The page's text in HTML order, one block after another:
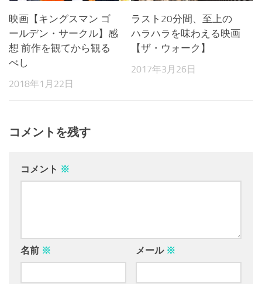
映画【キングスマン ゴ
ールデン・サークル】感
想 前作を観てから観る
べし
2018年1月22日
ラスト20分間、至上の
ハラハラを味わえる映画
【ザ・ウォーク】
2017年3月26日
コメントを残す
コメント ※
名前 ※ メール ※